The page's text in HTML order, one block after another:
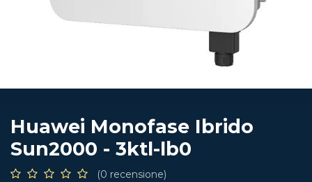
Huawei Monofase Ibrido
Sun2000 - 3ktl-lb0
(0 recensione)